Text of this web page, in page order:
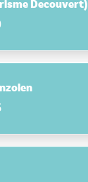
Decouvert)